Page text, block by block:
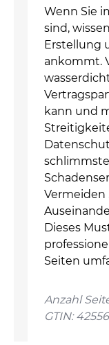
Wenn Sie
sind,
Erstellung
ankommt.
kann und
Vermeiden
Dieses
Seiten
Anzahl
GTIN: